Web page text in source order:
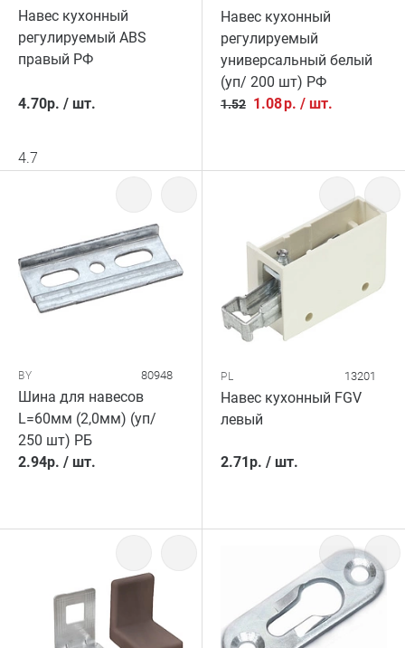
Навес кухонный
регулируемый ABS
правый РФ
4.70р. / шт.
4.7
Навес кухонный
регулируемый
универсальный белый
(уп/ 200 шт) РФ
1.52 1.08р. / шт.
BY 80948
Шина для навесов
L=60мм (2,0мм) (уп/
250 шт) РБ
2.94р. / шт.
PL 13201
Навес кухонный FGV
левый
2.71р. / шт.